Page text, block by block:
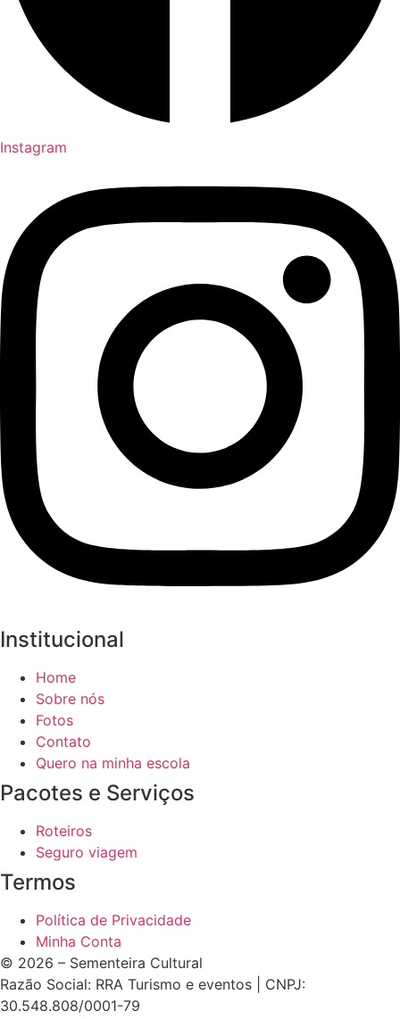
Instagram
Institucional
Home
Sobre nós
Fotos
Contato
Quero na minha escola
Pacotes e Serviços
Roteiros
Seguro viagem
Termos
Política de Privacidade
Minha Conta
© 2026 – Sementeira Cultural
Razão Social: RRA Turismo e eventos | CNPJ:
30.548.808/0001-79